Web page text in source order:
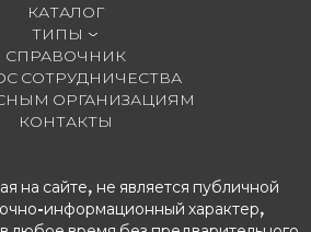
КАТАЛОГ
ТИПЫ
СПРАВОЧНИК
СОТРУДНИЧЕСТВА
ОРГАНИЗАЦИЯМ
КОНТАКТЫ
на сайте, не является публичной
информационный характер,